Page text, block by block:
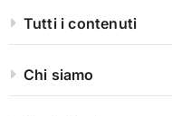
Tutti i contenuti
Chi siamo